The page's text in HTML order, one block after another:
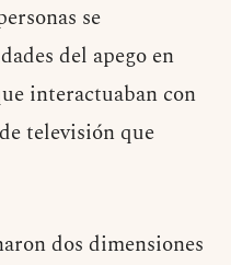
se
del apego en
interactuaban con
televisión que
dos dimensiones